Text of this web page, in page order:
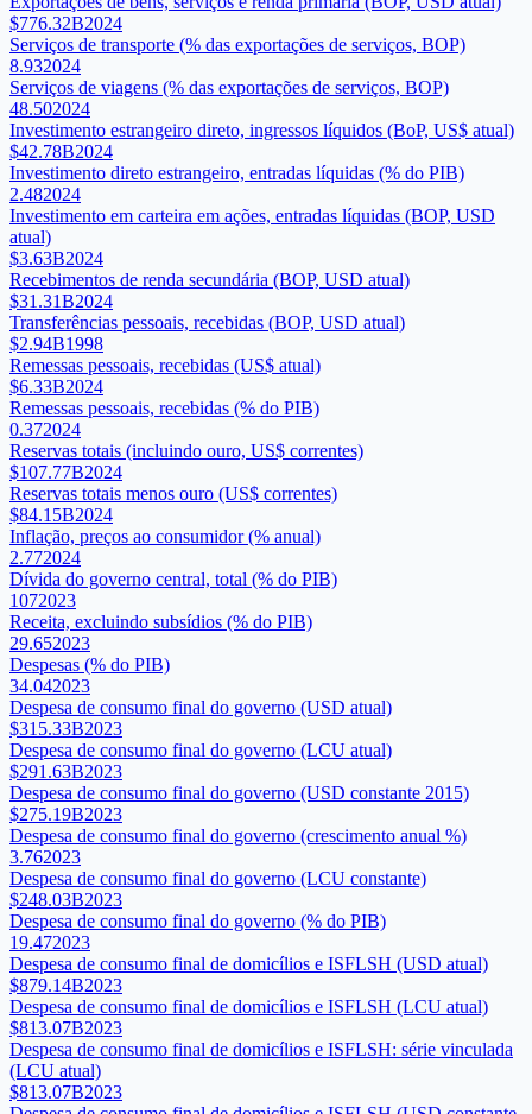
$776.32B2024
Serviços de transporte (% das exportações de serviços, BOP)
8.932024
Serviços de viagens (% das exportações de serviços, BOP)
48.502024
Investimento estrangeiro direto, ingressos líquidos (BoP, US$ atual)
$42.78B2024
Investimento direto estrangeiro, entradas líquidas (% do PIB)
2.482024
Investimento em carteira em ações, entradas líquidas (BOP, USD
atual)
$3.63B2024
Recebimentos de renda secundária (BOP, USD atual)
$31.31B2024
Transferências pessoais, recebidas (BOP, USD atual)
$2.94B1998
Remessas pessoais, recebidas (US$ atual)
$6.33B2024
Remessas pessoais, recebidas (% do PIB)
0.372024
Reservas totais (incluindo ouro, US$ correntes)
$107.77B2024
Reservas totais menos ouro (US$ correntes)
$84.15B2024
Inflação, preços ao consumidor (% anual)
2.772024
Dívida do governo central, total (% do PIB)
1072023
Receita, excluindo subsídios (% do PIB)
29.652023
Despesas (% do PIB)
34.042023
Despesa de consumo final do governo (USD atual)
$315.33B2023
Despesa de consumo final do governo (LCU atual)
$291.63B2023
Despesa de consumo final do governo (USD constante 2015)
$275.19B2023
Despesa de consumo final do governo (crescimento anual %)
3.762023
Despesa de consumo final do governo (LCU constante)
$248.03B2023
Despesa de consumo final do governo (% do PIB)
19.472023
Despesa de consumo final de domicílios e ISFLSH (USD atual)
$879.14B2023
Despesa de consumo final de domicílios e ISFLSH (LCU atual)
$813.07B2023
Despesa de consumo final de domicílios e ISFLSH: série vinculada
(LCU atual)
$813.07B2023